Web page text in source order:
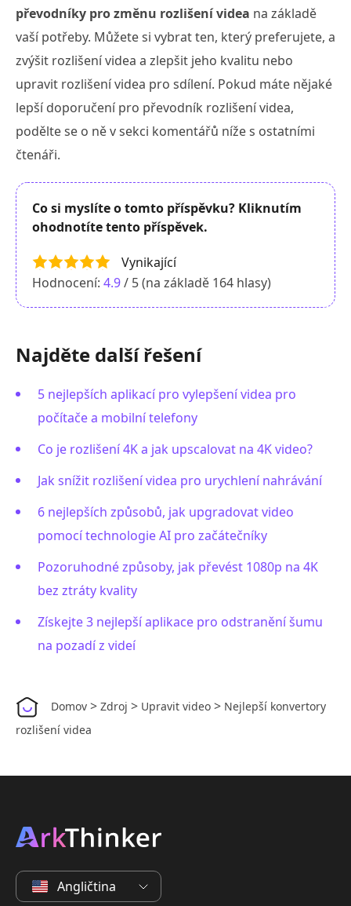
převodníky pro změnu rozlišení videa na základě
vaší potřeby. Můžete si vybrat ten, který preferujete, a
zvýšit rozlišení videa a zlepšit jeho kvalitu nebo
upravit rozlišení videa pro sdílení. Pokud máte nějaké
lepší doporučení pro převodník rozlišení videa,
podělte se o ně v sekci komentářů níže s ostatními
čtenáři.
Co si myslíte o tomto příspěvku? Kliknutím
ohodnotíte tento příspěvek.
Vynikající
Hodnocení: 4.9/ 5 (na základě 164 hlasy)
Najděte další řešení
5 nejlepších aplikací pro vylepšení videa pro
počítače a mobilní telefony
Co je rozlišení 4K a jak upscalovat na 4K video?
Jak snížit rozlišení videa pro urychlení nahrávání
6 nejlepších způsobů, jak upgradovat video
pomocí technologie AI pro začátečníky
Pozoruhodné způsoby, jak převést 1080p na 4K
bez ztráty kvality
Získejte 3 nejlepší aplikace pro odstranění šumu
na pozadí z videí
Domov > Zdroj > Upravit video > Nejlepší konvertory
rozlišení videa
Angličtina